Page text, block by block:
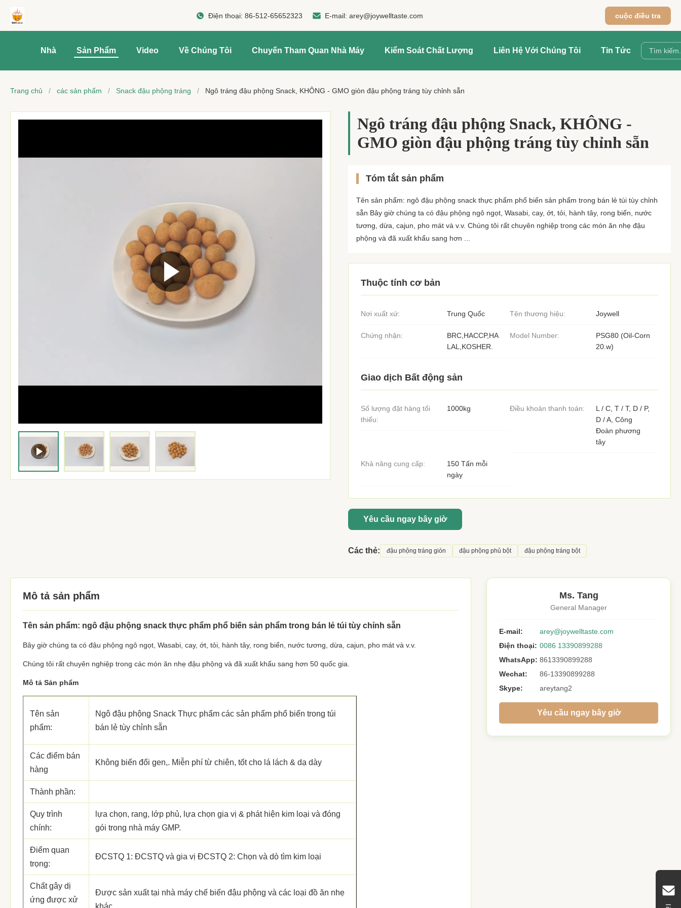
Điện thoại:86-512-65652323 E-mail:arey@joywelltaste.com cuộc điều tra
Nhà Sản Phẩm Video Về Chúng Tôi Chuyến Tham Quan Nhà Máy Kiểm Soát Chất Lượng Liên Hệ Với Chúng Tôi Tin Tức
Trang chủ / các sản phẩm / Snack đậu phộng tráng / Ngô tráng đậu phộng Snack, KHÔNG - GMO giòn đậu phộng tráng tùy chỉnh sẵn
Ngô tráng đậu phộng Snack, KHÔNG -
GMO giòn đậu phộng tráng tùy chỉnh sẵn
Tóm tắt sản phẩm
Tên sản phẩm: ngô đậu phộng snack thực phẩm phổ biến sản phẩm trong bán lẻ túi tùy chỉnh
sẵn Bây giờ chúng ta có đậu phộng ngô ngọt, Wasabi, cay, ớt, tỏi, hành tây, rong biển, nước
tương, dừa, cajun, pho mát và v.v. Chúng tôi rất chuyên nghiệp trong các món ăn nhẹ đậu
phộng và đã xuất khẩu sang hơn ...
Thuộc tính cơ bản
Nơi xuất xứ: Trung Quốc Tên thương hiệu: Joywell
Chứng nhận:
BRC,HACCP,HA
LAL,KOSHER.
Model Number:
PSG80 (Oil-Corn
20.w)
Giao dịch Bất động sản
Số lượng đặt hàng tối
thiểu:
1000kg Điều khoản thanh toán:
L / C, T / T, D / P,
D / A, Công
Đoàn phương
tây
Khả năng cung cấp:
150 Tấn mỗi
ngày
Yêu cầu ngay bây giờ
Các thẻ: đậu phộng tráng giòn đậu phộng phủ bột đậu phộng tráng bột
Mô tả sản phẩm
Tên sản phẩm: ngô đậu phộng snack thực phẩm phổ biến sản phẩm trong bán lẻ túi tùy chỉnh sẵn
Bây giờ chúng ta có đậu phộng ngô ngọt, Wasabi, cay, ớt, tỏi, hành tây, rong biển, nước tương, dừa, cajun, pho mát và v.v.
Chúng tôi rất chuyên nghiệp trong các món ăn nhẹ đậu phộng và đã xuất khẩu sang hơn 50 quốc gia.
Mô tả Sản phẩm
Tên sản
phẩm:
Ngô đậu phộng Snack Thực phẩm các sản phẩm phổ biến trong túi
bán lẻ tùy chỉnh sẵn
Các điểm bán
hàng
Không biến đổi gen,. Miễn phí từ chiên, tốt cho lá lách & dạ dày
Thành phần:
Quy trình
chính:
lựa chọn, rang, lớp phủ, lựa chọn gia vị & phát hiện kim loại và đóng
gói trong nhà máy GMP.
Điểm quan
trọng:
ĐCSTQ 1: ĐCSTQ và gia vị ĐCSTQ 2: Chọn và dò tìm kim loại
Chất gây dị
ứng được xử
Được sản xuất tại nhà máy chế biến đậu phộng và các loại đồ ăn nhẹ
khác
Ms. Tang
General Manager
E-mail:
arey@joywelltaste.com
Điện thoại: 0086 13390899288
WhatsApp: 8613390899288
Wechat:
86-13390899288
Skype:
areytang2
Yêu cầu ngay bây giờ